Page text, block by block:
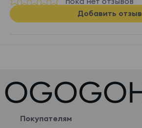
Добавить отзыв
Покупателям